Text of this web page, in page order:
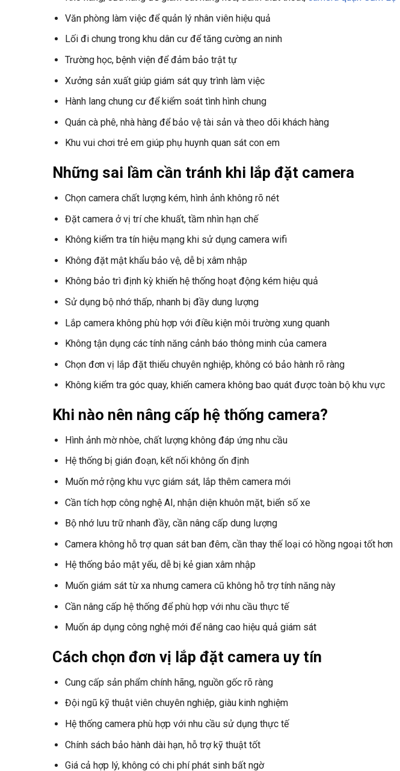
Văn phòng làm việc để quản lý nhân viên hiệu quả
Lối đi chung trong khu dân cư để tăng cường an ninh
Trường học, bệnh viện để đảm bảo trật tự
Xưởng sản xuất giúp giám sát quy trình làm việc
Hành lang chung cư để kiểm soát tình hình chung
Quán cà phê, nhà hàng để bảo vệ tài sản và theo dõi khách hàng
Khu vui chơi trẻ em giúp phụ huynh quan sát con em
Những sai lầm cần tránh khi lắp đặt camera
Chọn camera chất lượng kém, hình ảnh không rõ nét
Đặt camera ở vị trí che khuất, tầm nhìn hạn chế
Không kiểm tra tín hiệu mạng khi sử dụng camera wifi
Không đặt mật khẩu bảo vệ, dễ bị xâm nhập
Không bảo trì định kỳ khiến hệ thống hoạt động kém hiệu quả
Sử dụng bộ nhớ thấp, nhanh bị đầy dung lượng
Lắp camera không phù hợp với điều kiện môi trường xung quanh
Không tận dụng các tính năng cảnh báo thông minh của camera
Chọn đơn vị lắp đặt thiếu chuyên nghiệp, không có bảo hành rõ ràng
Không kiểm tra góc quay, khiến camera không bao quát được toàn bộ khu vực
Khi nào nên nâng cấp hệ thống camera?
Hình ảnh mờ nhòe, chất lượng không đáp ứng nhu cầu
Hệ thống bị gián đoạn, kết nối không ổn định
Muốn mở rộng khu vực giám sát, lắp thêm camera mới
Cần tích hợp công nghệ AI, nhận diện khuôn mặt, biển số xe
Bộ nhớ lưu trữ nhanh đầy, cần nâng cấp dung lượng
Camera không hỗ trợ quan sát ban đêm, cần thay thế loại có hồng ngoại tốt hơn
Hệ thống bảo mật yếu, dễ bị kẻ gian xâm nhập
Muốn giám sát từ xa nhưng camera cũ không hỗ trợ tính năng này
Cần nâng cấp hệ thống để phù hợp với nhu cầu thực tế
Muốn áp dụng công nghệ mới để nâng cao hiệu quả giám sát
Cách chọn đơn vị lắp đặt camera uy tín
Cung cấp sản phẩm chính hãng, nguồn gốc rõ ràng
Đội ngũ kỹ thuật viên chuyên nghiệp, giàu kinh nghiệm
Hệ thống camera phù hợp với nhu cầu sử dụng thực tế
Chính sách bảo hành dài hạn, hỗ trợ kỹ thuật tốt
Giá cả hợp lý, không có chi phí phát sinh bất ngờ